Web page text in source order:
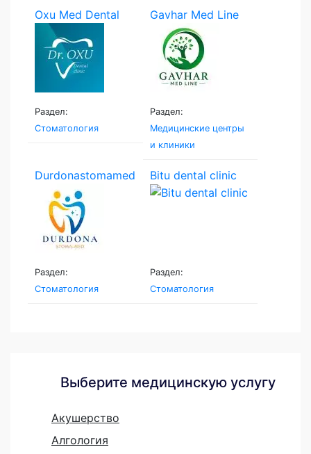
Oxu Med Dental
Раздел:
Стоматология
Gavhar Med Line
Раздел:
Медицинские центры
и клиники
Durdonastomamed
Раздел:
Стоматология
Bitu dental clinic
Раздел:
Стоматология
Выберите медицинскую услугу
Акушерство
Алгология